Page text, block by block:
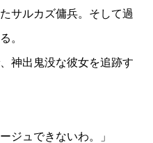
サルカズ傭兵。そして過
。
神出鬼没な彼女を追跡す
ジュできないわ。」